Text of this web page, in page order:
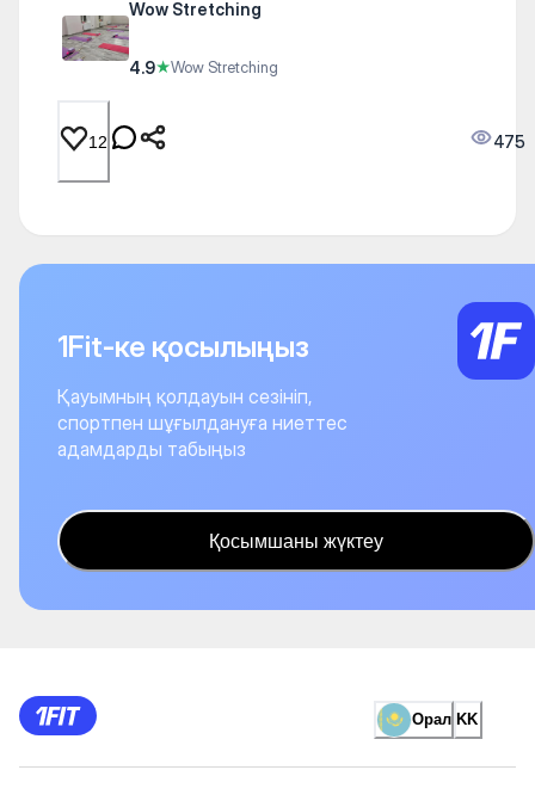
Wow Stretching
4.9★Wow Stretching
12 475
1Fit-ке қосылыңыз
Қауымның қолдауын сезініп,
спортпен шұғылдануға ниеттес
адамдарды табыңыз
Қосымшаны жүктеу
Орал KK